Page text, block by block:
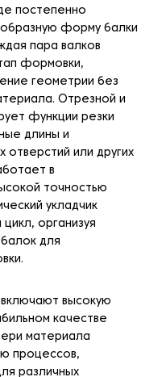
постепенно
форму балки
пара валков
формовки,
геометрии без
Отрезной и
функции резки
длины и
отверстий или других
в
точностью
укладчик
организуя
для
включают высокую
качестве
материала
процессов,
различных